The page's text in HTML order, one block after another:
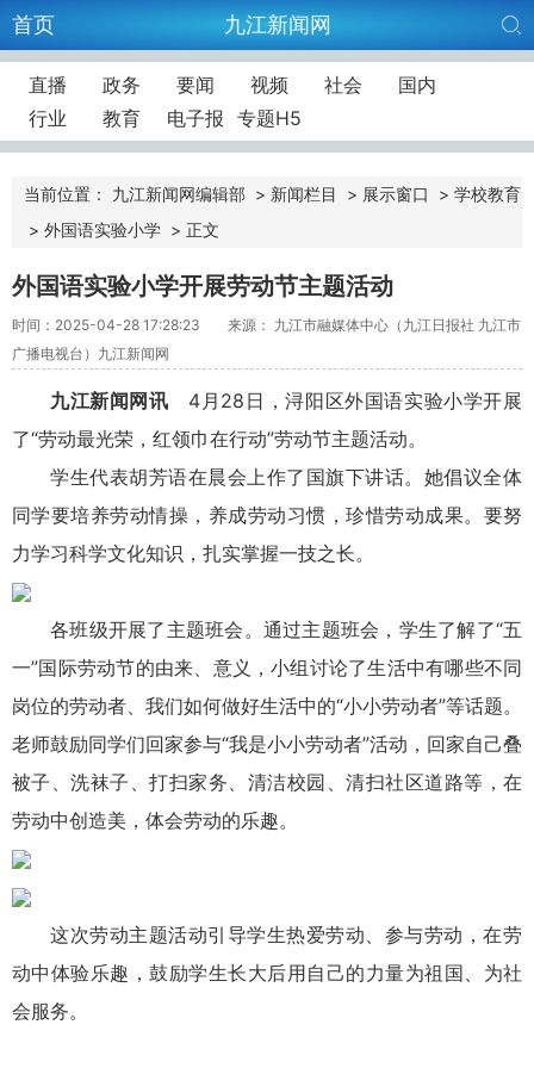
首页 九江新闻网
直播 政务 要闻 视频 社会
国内
行业
教育 电子报 专题H5
当前位置： 九江新闻网编辑部 > 新闻栏目 > 展示窗口 > 学校教育
> 外国语实验小学 > 正文
外国语实验小学开展劳动节主题活动
时间：2025-04-28 17:28:23
来源： 九江市融媒体中心（九江日报社 九江市
广播电视台）九江新闻网
九江新闻网讯 4月28日，浔阳区外国语实验小学开展
了“劳动最光荣，红领巾在行动”劳动节主题活动。
学生代表胡芳语在晨会上作了国旗下讲话。她倡议全体
同学要培养劳动情操，养成劳动习惯，珍惜劳动成果。要努
力学习科学文化知识，扎实掌握一技之长。
各班级开展了主题班会。通过主题班会，学生了解了“五
一”国际劳动节的由来、意义，小组讨论了生活中有哪些不同
岗位的劳动者、我们如何做好生活中的“小小劳动者”等话题。
老师鼓励同学们回家参与“我是小小劳动者”活动，回家自己叠
被子、洗袜子、打扫家务、清洁校园、清扫社区道路等，在
劳动中创造美，体会劳动的乐趣。
这次劳动主题活动引导学生热爱劳动、参与劳动，在劳
动中体验乐趣，鼓励学生长大后用自己的力量为祖国、为社
会服务。